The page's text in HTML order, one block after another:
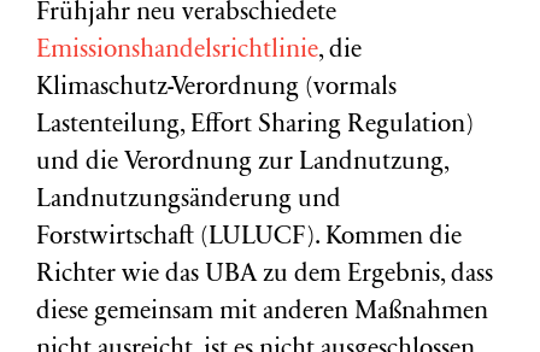
Frühjahr neu verabschiedete
Emissionshandelsrichtlinie, die
Klimaschutz-Verordnung (vormals
Lastenteilung, Effort Sharing Regulation)
und die Verordnung zur Landnutzung,
Landnutzungsänderung und
Forstwirtschaft (LULUCF). Kommen die
Richter wie das UBA zu dem Ergebnis, dass
diese gemeinsam mit anderen Maßnahmen